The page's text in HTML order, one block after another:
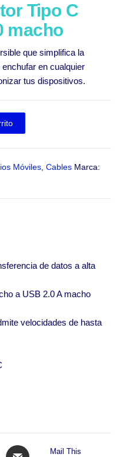
Tipo C
macho
que simplifica la
en cualquier
tus dispositivos.
Móviles, Cables Marca:
de datos a alta
a USB 2.0 A macho
velocidades de hasta
Mail This